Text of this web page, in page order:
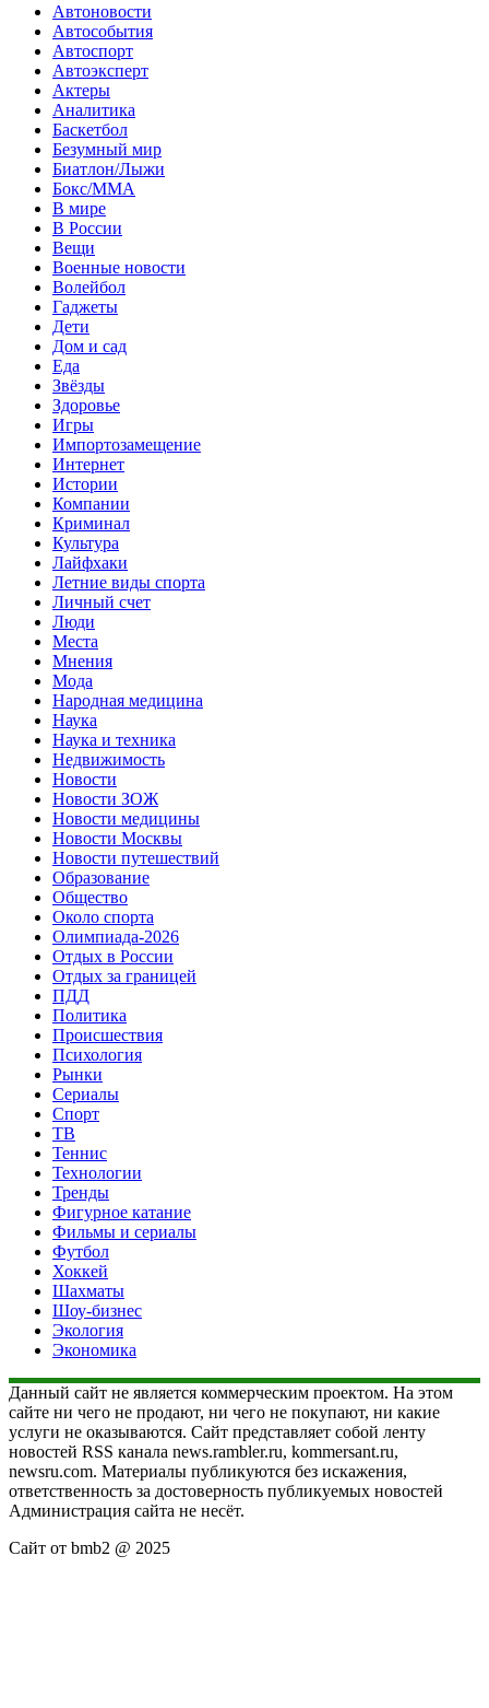
Автоновости
Автособытия
Автоспорт
Автоэксперт
Актеры
Аналитика
Баскетбол
Безумный мир
Биатлон/Лыжи
Бокс/MMA
В мире
В России
Вещи
Военные новости
Волейбол
Гаджеты
Дети
Дом и сад
Еда
Звёзды
Здоровье
Игры
Импортозамещение
Интернет
Истории
Компании
Криминал
Культура
Лайфхаки
Летние виды спорта
Личный счет
Люди
Места
Мнения
Мода
Народная медицина
Наука
Наука и техника
Недвижимость
Новости
Новости ЗОЖ
Новости медицины
Новости Москвы
Новости путешествий
Образование
Общество
Около спорта
Олимпиада-2026
Отдых в России
Отдых за границей
ПДД
Политика
Происшествия
Психология
Рынки
Сериалы
Спорт
ТВ
Теннис
Технологии
Тренды
Фигурное катание
Фильмы и сериалы
Футбол
Хоккей
Шахматы
Шоу-бизнес
Экология
Экономика
Данный сайт не является коммерческим проектом. На этом
сайте ни чего не продают, ни чего не покупают, ни какие
услуги не оказываются. Сайт представляет собой ленту
новостей RSS канала news.rambler.ru, kommersant.ru,
newsru.com. Материалы публикуются без искажения,
ответственность за достоверность публикуемых новостей
Администрация сайта не несёт.
Сайт от bmb2 @ 2025